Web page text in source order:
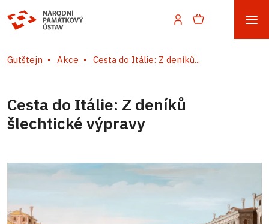
Gutštejn Akce Cesta do Itálie: Z deníků...
Cesta do Itálie: Z deníků
šlechtické výpravy